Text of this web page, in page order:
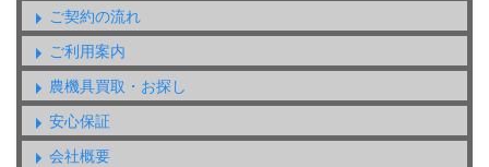
ご契約の流れ
ご利用案内
農機具買取・お探し
安心保証
会社概要